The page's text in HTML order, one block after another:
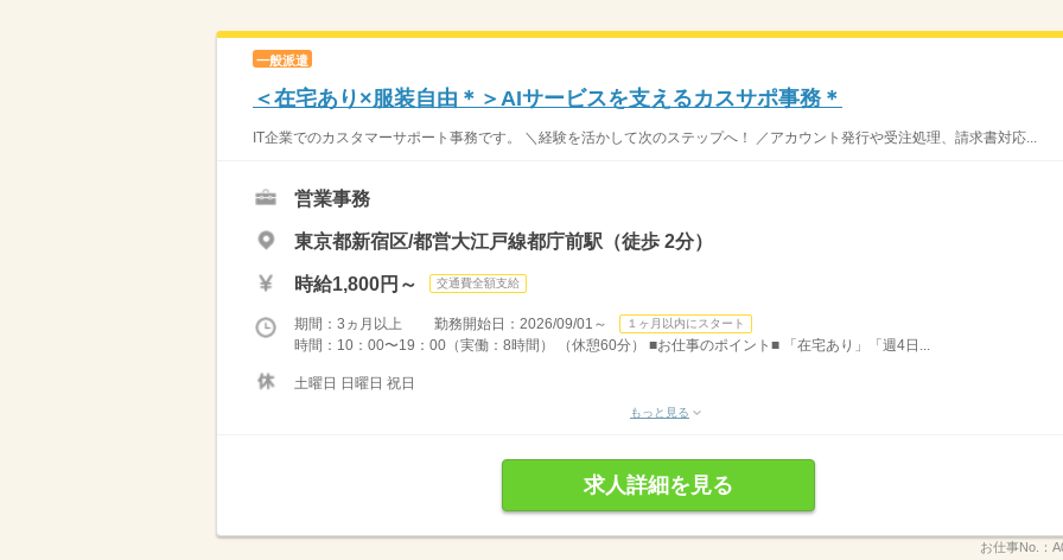
一般派遣
＜在宅あり×服装自由＊＞AIサービスを支えるカスサポ事務＊
IT企業でのカスタマーサポート事務です。 ＼経験を活かして次のステップへ！ ／アカウント発行や受注処理、請求書対応...
営業事務
東京都新宿区/都営大江戸線都庁前駅（徒歩 2分）
時給1,800円～ 交通費全額支給
期間：3ヵ月以上 勤務開始日：2026/09/01～ １ヶ月以内にスタート
時間：10：00〜19：00（実働：8時間） （休憩60分） ■お仕事のポイント■ 「在宅あり」「週4日...
土曜日 日曜日 祝日
もっと見る
求人詳細を見る
お仕事No.：